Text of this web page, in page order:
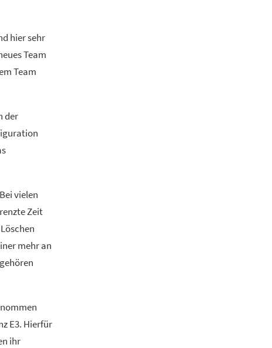
hier sehr
Team
Team
der
vielen
Zeit
mehr an
E3. Hierfür
ihr